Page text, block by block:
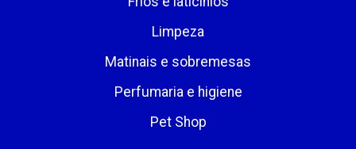
Limpeza
Matinais e sobremesas
Perfumaria e higiene
Pet Shop